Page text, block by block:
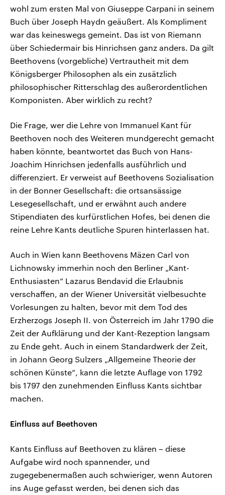
wohl zum ersten Mal von Giuseppe Carpani in seinem
Buch über Joseph Haydn geäußert. Als Kompliment
war das keineswegs gemeint. Das ist von Riemann
über Schiedermair bis Hinrichsen ganz anders. Da gilt
Beethovens (vorgebliche) Vertrautheit mit dem
Königsberger Philosophen als ein zusätzlich
philosophischer Ritterschlag des außerordentlichen
Komponisten. Aber wirklich zu recht?
Die Frage, wer die Lehre von Immanuel Kant für
Beethoven noch des Weiteren mundgerecht gemacht
haben könnte, beantwortet das Buch von Hans-
Joachim Hinrichsen jedenfalls ausführlich und
differenziert. Er verweist auf Beethovens Sozialisation
in der Bonner Gesellschaft: die ortsansässige
Lesegesellschaft, und er erwähnt auch andere
Stipendiaten des kurfürstlichen Hofes, bei denen die
reine Lehre Kants deutliche Spuren hinterlassen hat.
Auch in Wien kann Beethovens Mäzen Carl von
Lichnowsky immerhin noch den Berliner „Kant-
Enthusiasten“ Lazarus Bendavid die Erlaubnis
verschaffen, an der Wiener Universität vielbesuchte
Vorlesungen zu halten, bevor mit dem Tod des
Erzherzogs Joseph II. von Österreich im Jahr 1790 die
Zeit der Aufklärung und der Kant-Rezeption langsam
zu Ende geht. Auch in einem Standardwerk der Zeit,
in Johann Georg Sulzers „Allgemeine Theorie der
schönen Künste“, kann die letzte Auflage von 1792
bis 1797 den zunehmenden Einfluss Kants sichtbar
machen.
Einfluss auf Beethoven
Kants Einfluss auf Beethoven zu klären – diese
Aufgabe wird noch spannender, und
zugegebenermaßen auch schwieriger, wenn Autoren
ins Auge gefasst werden, bei denen sich das